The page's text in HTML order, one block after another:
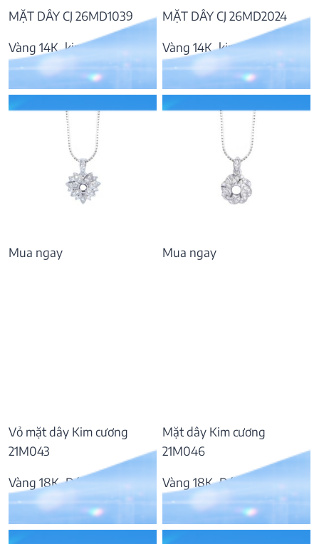
MẶT DÂY CJ 26MD1039
Vàng 14K, kim cương
10.318.000₫
MẶT DÂY CJ 26MD2024
Vàng 14K, kim cương
14.482.000₫
Mua ngay
Vỏ mặt dây Kim cương
21M043
Vàng 18K, Đá Kim cương
19.112.000₫
Mua ngay
Mặt dây Kim cương
21M046
Vàng 18K, Đá Kim cương
19.204.000₫